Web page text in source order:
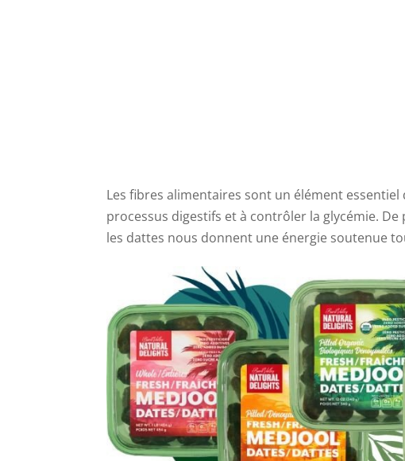
Les fibres alimentaires sont un élément
processus digestifs et à contrôler la glycémie.
les dattes nous donnent une énergie soutenue